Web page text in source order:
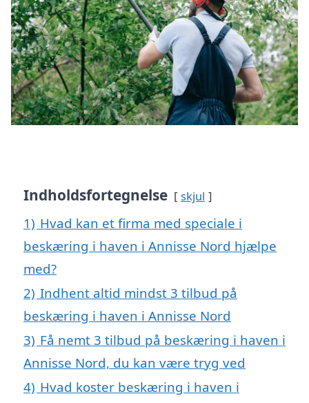
Indholdsfortegnelse skjul
1) Hvad kan et firma med speciale i
beskæring i haven i Annisse Nord hjælpe
med?
2) Indhent altid mindst 3 tilbud på
beskæring i haven i Annisse Nord
3) Få nemt 3 tilbud på beskæring i haven i
Annisse Nord, du kan være tryg ved
4) Hvad koster beskæring i haven i